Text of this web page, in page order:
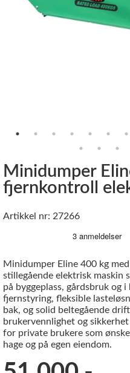
Minidumper
fjernkontroll
Artikkel nr: 27266
Minidumper Eline 400 kg
stillegående elektrisk maskin
på byggeplass, gårdsbruk og
fjernstyring, fleksible
bak, og solid beltegående
brukervennlighet og
for private brukere som
hage og på egen eiendom.